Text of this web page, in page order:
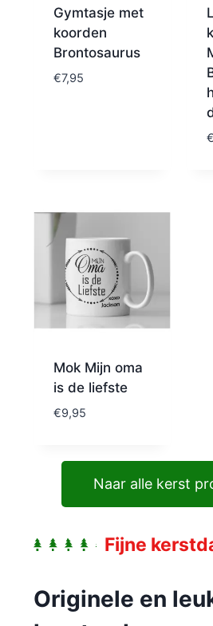
Gymtasje met
koorden
Brontosaurus
€7,95
€
Mok Mijn oma
is de liefste
€9,95
Naar alle kerst
Fijne
Originele en